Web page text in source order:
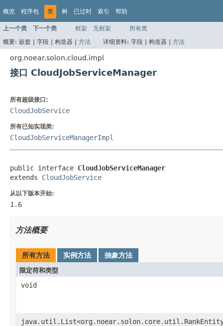
概览 程序包 类 树 已过时 索引 帮助
上一个类 下一个类 框架 无框架
所有类
概要: 嵌套 | 字段 | 构造器 | 方法 详细资料: 字段 | 构造器 | 方法
org.noear.solon.cloud.impl
接口 CloudJobServiceManager
所有超级接口:
CloudJobService
所有已知实现类:
CloudJobServiceManagerImpl
public interface CloudJobServiceManager
extends CloudJobService
从以下版本开始:
1.6
方法概要
所有方法 实例方法 抽象方法
限定符和类型
void